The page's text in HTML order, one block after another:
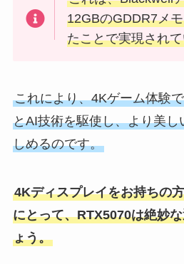
12GBのGDDR7メ
たことで実現され
これにより、4Kゲーム体験
とAI技術を駆使し、より美し
しめるのです。
4Kディスプレイをお持ちの
にとって、RTX5070は絶妙
ょう。